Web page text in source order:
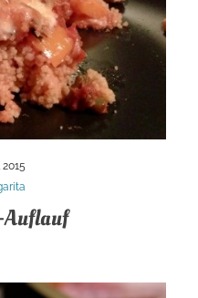
Auflauf